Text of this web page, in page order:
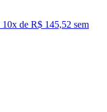
10x de R$ 145,52 sem